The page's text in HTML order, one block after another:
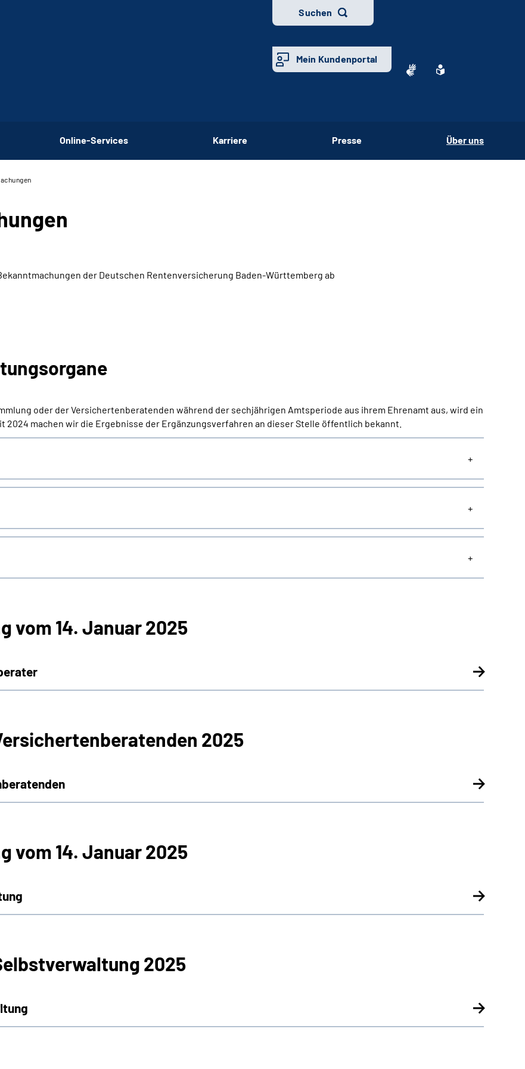
Suchen
Mein Kundenportal
Online-Services Karriere Presse Über uns
der Deutschen Rentenversicherung Baden-Württemberg ab
oder der Versichertenberatenden während der sechjährigen Amtsperiode aus ihrem Ehrenamt aus, wird ein
2024 machen wir die Ergebnisse der Ergänzungsverfahren an dieser Stelle öffentlich bekannt.
vom 14. Januar 2025
2025
vom 14. Januar 2025
2025